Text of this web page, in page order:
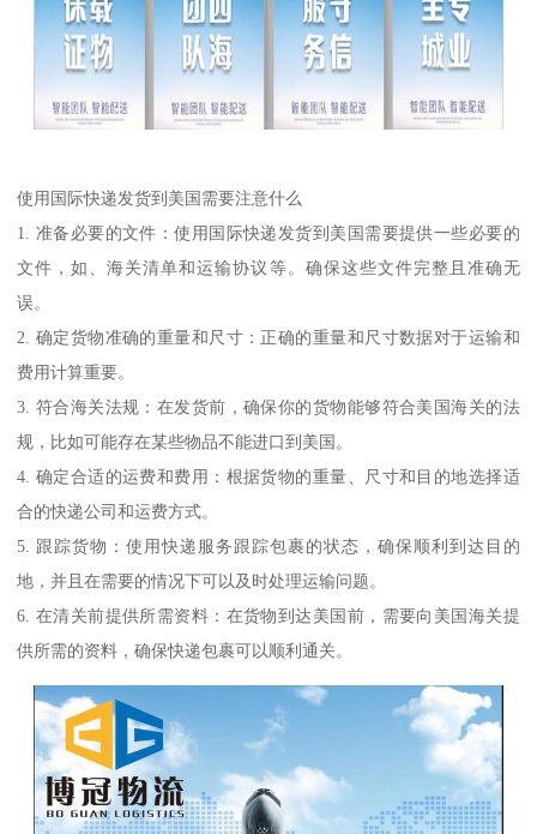
使用国际快递发货到美国需要注意什么
1. 准备必要的文件：使用国际快递发货到美国需要提供一些必要的
文件，如、海关清单和运输协议等。确保这些文件完整且准确无
误。
2. 确定货物准确的重量和尺寸：正确的重量和尺寸数据对于运输和
费用计算重要。
3. 符合海关法规：在发货前，确保你的货物能够符合美国海关的法
规，比如可能存在某些物品不能进口到美国。
4. 确定合适的运费和费用：根据货物的重量、尺寸和目的地选择适
合的快递公司和运费方式。
5. 跟踪货物：使用快递服务跟踪包裹的状态，确保顺利到达目的
地，并且在需要的情况下可以及时处理运输问题。
6. 在清关前提供所需资料：在货物到达美国前，需要向美国海关提
供所需的资料，确保快递包裹可以顺利通关。